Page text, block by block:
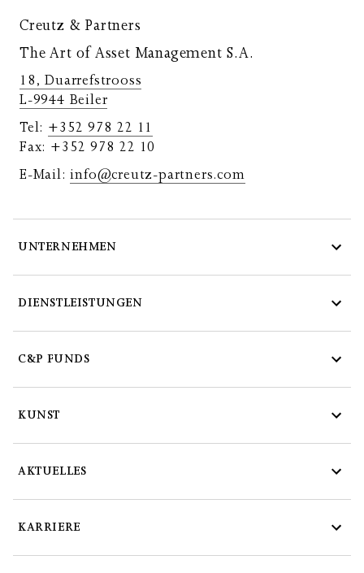
Creutz & Partners
The Art of Asset Management S.A.
18, Duarrefstrooss
L-9944 Beiler
Tel: +352 978 22 11
Fax: +352 978 22 10
E-Mail:info@creutz-partners.com
UNTERNEHMEN
DIENSTLEISTUNGEN
C&P FUNDS
KUNST
AKTUELLES
KARRIERE